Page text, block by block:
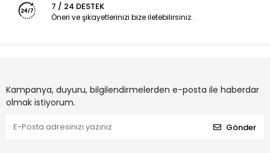
7 / 24 DESTEK
Öneri ve şikayetlerinizi bize iletebilirsiniz.
Kampanya, duyuru, bilgilendirmelerden e-posta ile haberdar
olmak istiyorum.
Gönder